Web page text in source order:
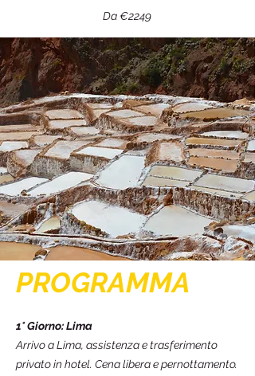
Da €2249
PROGRAMMA
1° Giorno: Lima
Arrivo a Lima, assistenza e trasferimento
privato in hotel. Cena libera e pernottamento.